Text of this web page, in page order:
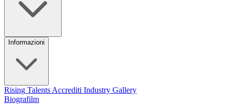
Informazioni
Rising Talents Accrediti Industry Gallery
Biografilm